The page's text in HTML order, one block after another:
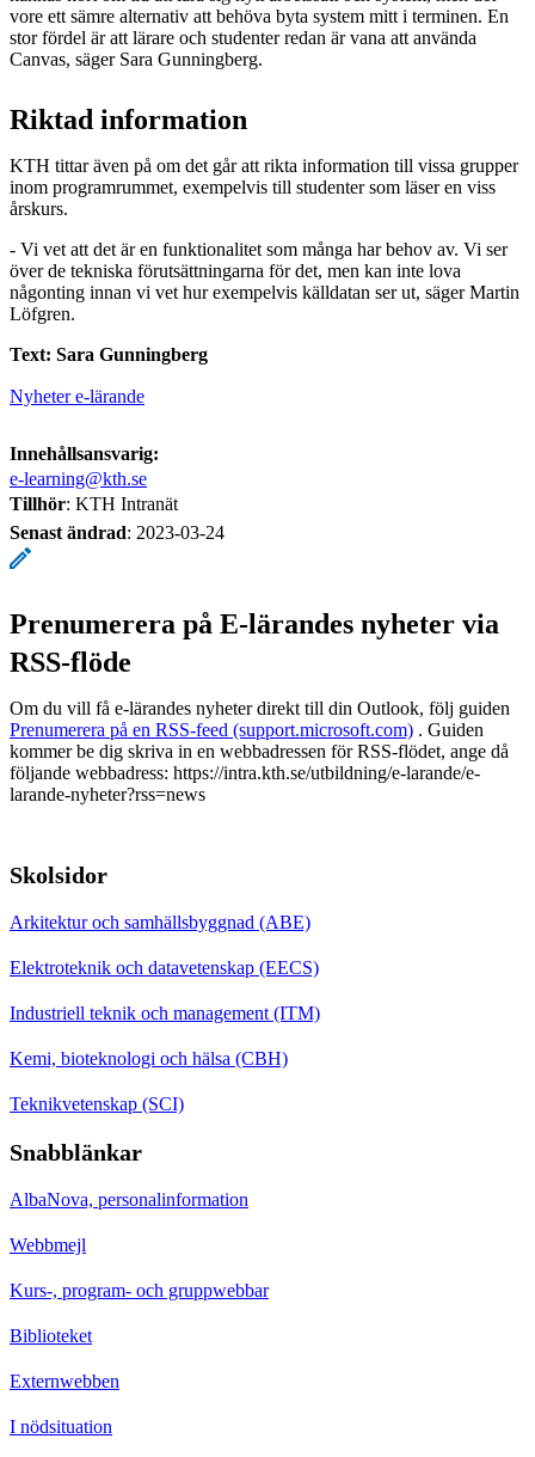
vore ett sämre alternativ att behöva byta system mitt i terminen. En
stor fördel är att lärare och studenter redan är vana att använda
Canvas, säger Sara Gunningberg.
Riktad information
KTH tittar även på om det går att rikta information till vissa grupper
inom programrummet, exempelvis till studenter som läser en viss
årskurs.
- Vi vet att det är en funktionalitet som många har behov av. Vi ser
över de tekniska förutsättningarna för det, men kan inte lova
någonting innan vi vet hur exempelvis källdatan ser ut, säger Martin
Löfgren.
Text: Sara Gunningberg
Nyheter e-lärande
Innehållsansvarig:
e-learning@kth.se
Tillhör: KTH Intranät
Senast ändrad: 2023-03-24
Prenumerera på E-lärandes nyheter via
RSS-flöde
Om du vill få e-lärandes nyheter direkt till din Outlook, följ guiden
Prenumerera på en RSS-feed (support.microsoft.com) . Guiden
kommer be dig skriva in en webbadressen för RSS-flödet, ange då
följande webbadress: https://intra.kth.se/utbildning/e-larande/e-
larande-nyheter?rss=news
Skolsidor
Arkitektur och samhällsbyggnad (ABE)
Elektroteknik och datavetenskap (EECS)
Industriell teknik och management (ITM)
Kemi, bioteknologi och hälsa (CBH)
Teknikvetenskap (SCI)
Snabblänkar
AlbaNova, personalinformation
Webbmejl
Kurs-, program- och gruppwebbar
Biblioteket
Externwebben
I nödsituation